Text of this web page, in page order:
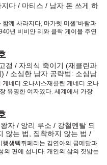
다 / 마티스 / 남자 돈 쓰게 하
함께 사라지다, 마가렛 미첼“바람과
년 비비안 리와 클락 게이블 주연
잡한 주제를 다루고
갱 / 자의식 죽이기 (재클린과
/ 소심한 남자 공략법: 소심남
케네디 오나시스재클린 케네디 오나
유명한 여자였다. 세계에서 가장
인물보다 더 많이 언급되었다.
자 / 앙리 루소 / 강철멘탈 되
않는 법, 집착하지 않는 법 /
관계 우위
행생텍쥐페리는 김연아의 금메달과
의 편에 섭니다. 개인의 삶의 짓밟는